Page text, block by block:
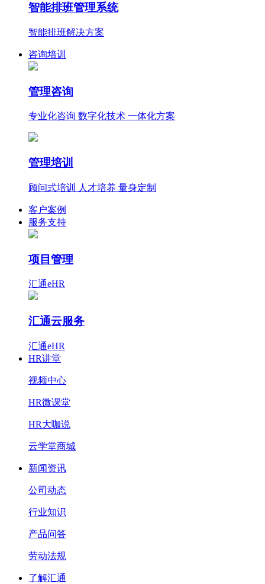
智能排班管理系统
智能排班解决方案
咨询培训
管理咨询
专业化咨询 数字化技术 一体化方案
管理培训
顾问式培训 人才培养 量身定制
客户案例
服务支持
项目管理
汇通eHR
汇通云服务
汇通eHR
HR讲堂
视频中心
HR微课堂
HR大咖说
云学堂商城
新闻资讯
公司动态
行业知识
产品问答
劳动法规
了解汇通